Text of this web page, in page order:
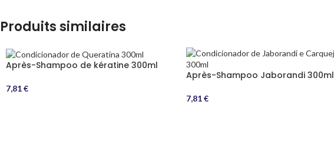
Produits similaires
Après-Shampoo de kératine 300ml
7,81€
Après-Shampoo Jaborandi 300ml
7,81€